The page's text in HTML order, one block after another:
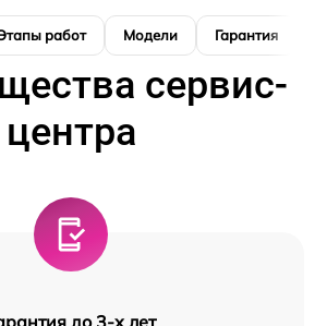
работ Модели Гарантия
сервис-
центра
до 3-х лет